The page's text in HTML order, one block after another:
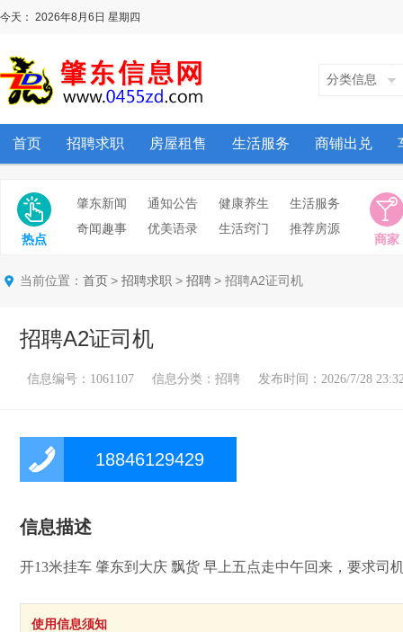
今天： 2026年8月6日 星期四
分类信息
首页 招聘求职 房屋租售 生活服务 商铺出兑
肇东新闻 通知公告 健康养生
生活服务
奇闻趣事
优美语录 生活窍门 推荐房源
热点 商家
当前位置： 首页 > 招聘求职 > 招聘 > 招聘A2证司机
招聘A2证司机
信息编号：1061107 信息分类：招聘 发布时间：2026/7/28
18846129429
信息描述
开13米挂车 肇东到大庆 飘货 早上五点走中午回来，要求司
使用信息须知